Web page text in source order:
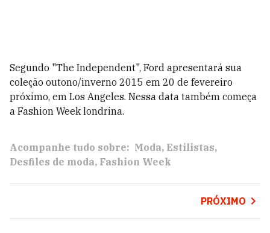
Segundo "The Independent", Ford apresentará sua
coleção outono/inverno 2015 em 20 de fevereiro
próximo, em Los Angeles. Nessa data também começa
a Fashion Week londrina.
Acompanhe tudo sobre: Moda Estilistas
Desfiles de moda Fashion Week
PRÓXIMO